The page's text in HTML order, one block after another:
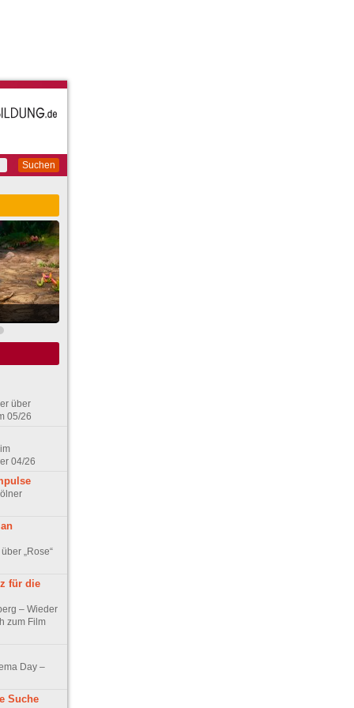
Suchen
über
05/26
04/26
„Rose“
für die
– Wieder
zum Film
Day –
Suche